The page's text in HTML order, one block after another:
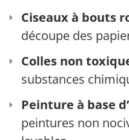
Ciseaux à bouts
découpe des
Colles non
substances
Peinture à base
peintures non